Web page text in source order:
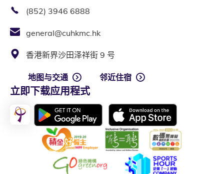
(852) 3946 6888
general@cuhkmc.hk
香港新界沙田泽祥街 9 号
地图与交通 邻近住宿
立即下载应用程式